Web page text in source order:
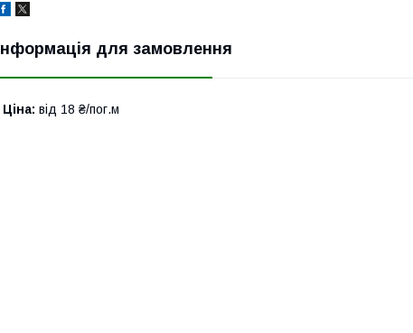
Інформація для замовлення
Ціна: від 18 ₴/пог.м